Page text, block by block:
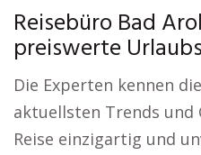
Reisebüro Bad
preiswerte
Die Experten kennen
aktuellsten Trends und
Reise einzigartig und